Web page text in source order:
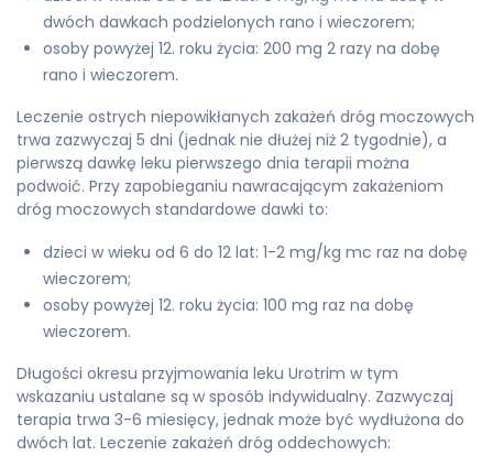
dwóch dawkach podzielonych rano i wieczorem;
osoby powyżej 12. roku życia: 200 mg 2 razy na dobę
rano i wieczorem.
Leczenie ostrych niepowikłanych zakażeń dróg moczowych
trwa zazwyczaj 5 dni (jednak nie dłużej niż 2 tygodnie), a
pierwszą dawkę leku pierwszego dnia terapii można
podwoić. Przy zapobieganiu nawracającym zakażeniom
dróg moczowych standardowe dawki to:
dzieci w wieku od 6 do 12 lat: 1-2 mg/kg mc raz na dobę
wieczorem;
osoby powyżej 12. roku życia: 100 mg raz na dobę
wieczorem.
Długości okresu przyjmowania leku Urotrim w tym
wskazaniu ustalane są w sposób indywidualny. Zazwyczaj
terapia trwa 3-6 miesięcy, jednak może być wydłużona do
dwóch lat. Leczenie zakażeń dróg oddechowych: